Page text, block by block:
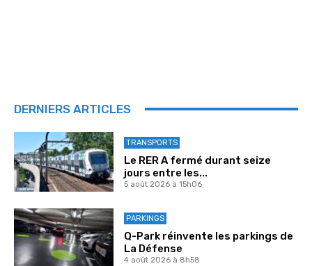
DERNIERS ARTICLES
TRANSPORTS
Le RER A fermé durant seize
jours entre les...
5 août 2026 à 15h06
PARKINGS
Q-Park réinvente les parkings de
La Défense
4 août 2026 à 8h58